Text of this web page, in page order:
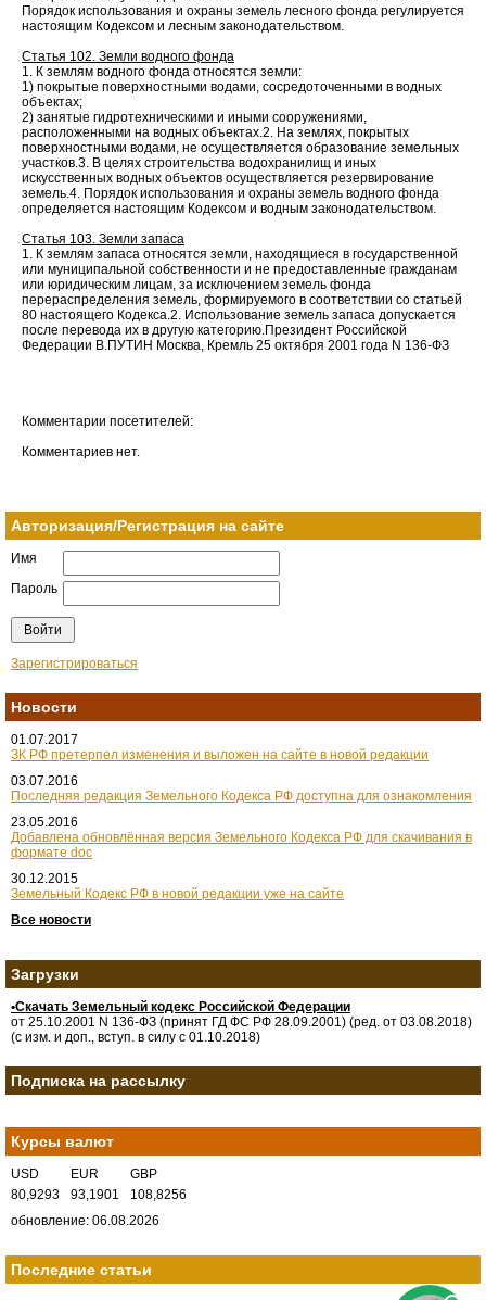
Порядок использования и охраны земель лесного фонда регулируется
настоящим Кодексом и лесным законодательством.
Статья 102. Земли водного фонда
1. К землям водного фонда относятся земли:
1) покрытые поверхностными водами, сосредоточенными в водных
объектах;
2) занятые гидротехническими и иными сооружениями,
расположенными на водных объектах.2. На землях, покрытых
поверхностными водами, не осуществляется образование земельных
участков.3. В целях строительства водохранилищ и иных
искусственных водных объектов осуществляется резервирование
земель.4. Порядок использования и охраны земель водного фонда
определяется настоящим Кодексом и водным законодательством.
Статья 103. Земли запаса
1. К землям запаса относятся земли, находящиеся в государственной
или муниципальной собственности и не предоставленные гражданам
или юридическим лицам, за исключением земель фонда
перераспределения земель, формируемого в соответствии со статьей
80 настоящего Кодекса.2. Использование земель запаса допускается
после перевода их в другую категорию.Президент Российской
Федерации В.ПУТИН Москва, Кремль 25 октября 2001 года N 136-ФЗ
Комментарии посетителей:
Комментариев нет.
Авторизация/Регистрация на сайте
Имя
Пароль
Зарегистрироваться
Новости
01.07.2017
ЗК РФ претерпел изменения и выложен на сайте в новой редакции
03.07.2016
Последняя редакция Земельного Кодекса РФ доступна для ознакомления
23.05.2016
Добавлена обновлённая версия Земельного Кодекса РФ для скачивания в
формате doc
30.12.2015
Земельный Кодекс РФ в новой редакции уже на сайте
Все новости
Загрузки
•Скачать Земельный кодекс Российской Федерации
от 25.10.2001 N 136-ФЗ (принят ГД ФС РФ 28.09.2001) (ред. от 03.08.2018)
(с изм. и доп., вступ. в силу с 01.10.2018)
Подписка на рассылку
Курсы валют
USD EUR
GBP
80,9293
93,1901
108,8256
обновление: 06.08.2026
Последние статьи